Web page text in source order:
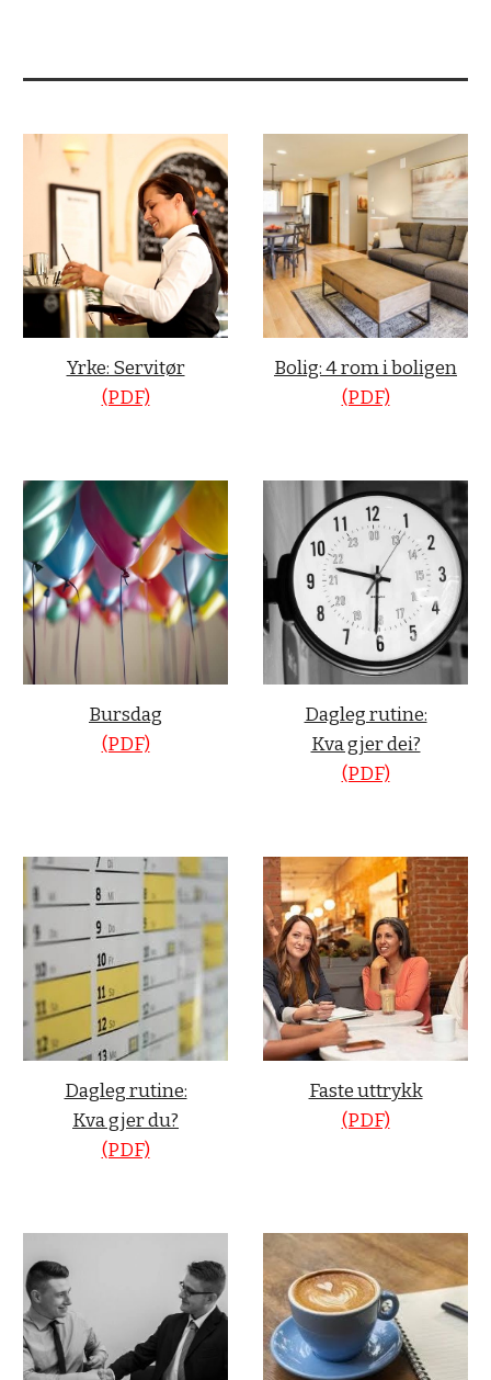
Yrke: Servitør
(PDF)
Bolig: 4 rom i boligen
(PDF)
Bursdag
(PDF)
Dagleg rutine:
Kva gjer dei?
(PDF)
Dagleg rutine:
Kva gjer du?
(PDF)
Faste uttrykk
(PDF)